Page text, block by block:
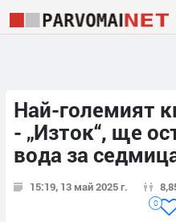
Най-големият
- „Изток“, ще
вода за
15:19, 13 май 2025 г.
0